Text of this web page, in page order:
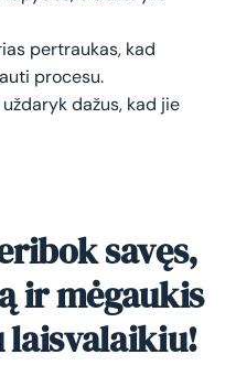
pertraukas, kad
procesu.
dažus, kad jie
savęs,
ir mėgaukis
laisvalaikiu!